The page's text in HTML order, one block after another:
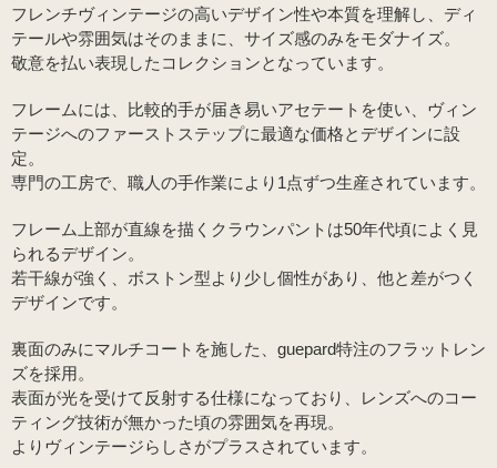
フレンチヴィンテージの高いデザイン性や本質を理解し、ディ
テールや雰囲気はそのままに、サイズ感のみをモダナイズ。
敬意を払い表現したコレクションとなっています。
フレームには、比較的手が届き易いアセテートを使い、ヴィン
テージへのファーストステップに最適な価格とデザインに設
定。
専門の工房で、職人の手作業により1点ずつ生産されています。
フレーム上部が直線を描くクラウンパントは50年代頃によく見
られるデザイン。
若干線が強く、ボストン型より少し個性があり、他と差がつく
デザインです。
裏面のみにマルチコートを施した、guepard特注のフラットレン
ズを採用。
表面が光を受けて反射する仕様になっており、レンズへのコー
ティング技術が無かった頃の雰囲気を再現。
よりヴィンテージらしさがプラスされています。